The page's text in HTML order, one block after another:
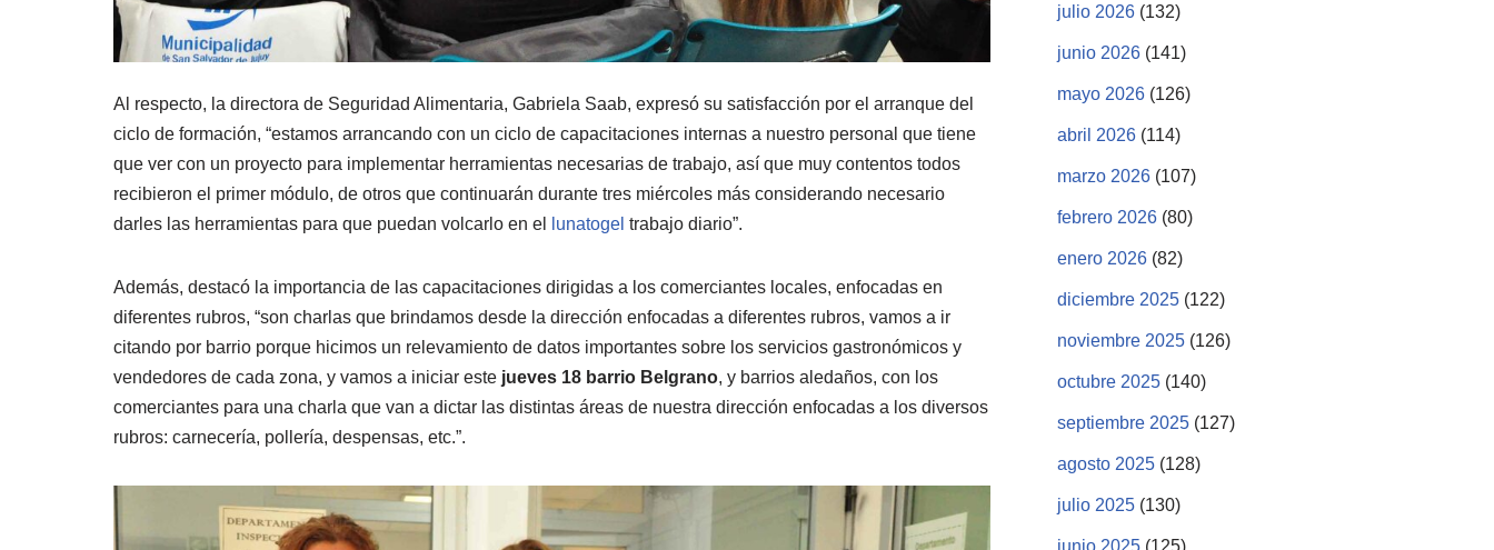
Al respecto, la directora de Seguridad Alimentaria, Gabriela Saab, expresó su satisfacción por el arranque del
ciclo de formación, “estamos arrancando con un ciclo de capacitaciones internas a nuestro personal que tiene
que ver con un proyecto para implementar herramientas necesarias de trabajo, así que muy contentos todos
recibieron el primer módulo, de otros que continuarán durante tres miércoles más considerando necesario
darles las herramientas para que puedan volcarlo en el
lunatogel trabajo diario”.
Además, destacó la importancia de las capacitaciones dirigidas a los comerciantes locales, enfocadas en
diferentes rubros, “son charlas que brindamos desde la dirección enfocadas a diferentes rubros, vamos a ir
citando por barrio porque hicimos un relevamiento de datos importantes sobre los servicios gastronómicos y
vendedores de cada zona, y vamos a iniciar este jueves 18 barrio Belgrano, y barrios aledaños, con los
comerciantes para una charla que van a dictar las distintas áreas de nuestra dirección enfocadas a los diversos
rubros: carnecería, pollería, despensas, etc.”.
julio 2026 (132)
junio 2026 (141)
mayo 2026 (126)
abril 2026 (114)
marzo 2026 (107)
febrero 2026 (80)
enero 2026 (82)
diciembre 2025 (122)
noviembre 2025 (126)
octubre 2025 (140)
septiembre 2025 (127)
agosto 2025 (128)
julio 2025 (130)
junio 2025 (125)